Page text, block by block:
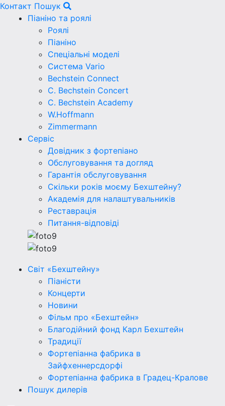
Контакт Пошук
Піаніно та роялі
Роялі
Піаніно
Спеціальні моделі
Система Vario
Bechstein Connect
C. Bechstein Concert
C. Bechstein Academy
W.Hoffmann
Zimmermann
Сервіс
Довідник з фортепіано
Обслуговування та догляд
Гарантія обслуговування
Скільки років моєму Бехштейну?
Академія для налаштувальників
Реставрація
Питання-відповіді
Світ «Бехштейну»
Піаністи
Концерти
Новини
Фільм про «Бехштейн»
Благодійний фонд Карл Бехштейн
Традиції
Фортепіанна фабрика в
Зайфхеннерсдорфi
Фортепіанна фабрика в Градец-Кралове
Пошук дилерів